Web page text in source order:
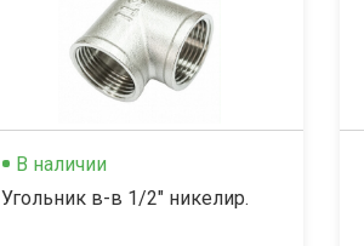
В наличии
Угольник в-в 1/2" никелир.